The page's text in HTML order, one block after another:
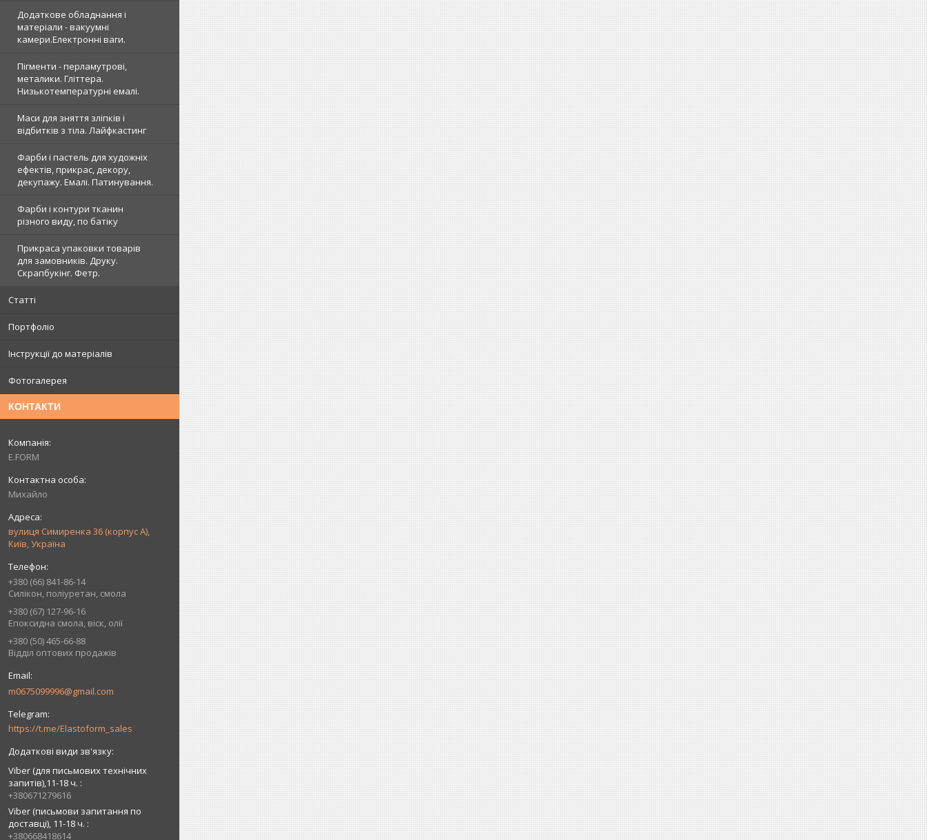
Додаткове обладнання і
матеріали - вакуумні
камери.Електронні ваги.
Пігменти - перламутрові,
металики. Гліттера.
Низькотемпературні емалі.
Маси для зняття зліпків і
відбитків з тіла. Лайфкастинг
Фарби і пастель для художніх
ефектів, прикрас, декору,
декупажу. Емалі. Патинування.
Фарби і контури тканин
різного виду, по батіку
Прикраса упаковки товарів
для замовників. Друку.
Скрапбукінг. Фетр.
Статті
Портфоліо
Інструкції до матеріалів
Фотогалерея
КОНТАКТИ
E.FORM
Михайло
вулиця Симиренка 36 (корпус А),
Київ, Україна
+380 (66) 841-86-14
Силікон, поліуретан, смола
+380 (67) 127-96-16
Епоксидна смола, віск, олії
+380 (50) 465-66-88
Відділ оптових продажів
m0675099996@gmail.com
https://t.me/Elastoform_sales
Viber (для письмових технічних
запитів),11-18 ч.
+380671279616
Viber (письмови запитання по
доставці), 11-18 ч.
+380668418614